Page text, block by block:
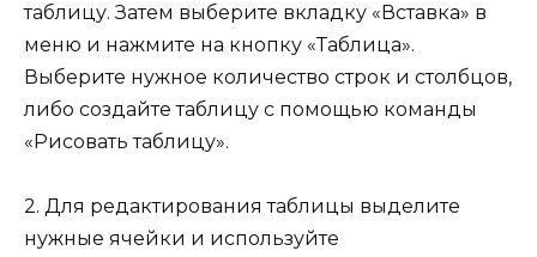
таблицу. Затем выберите вкладку «Вставка» в
меню и нажмите на кнопку «Таблица».
Выберите нужное количество строк и столбцов,
либо создайте таблицу с помощью команды
«Рисовать таблицу».
2. Для редактирования таблицы выделите
нужные ячейки и используйте